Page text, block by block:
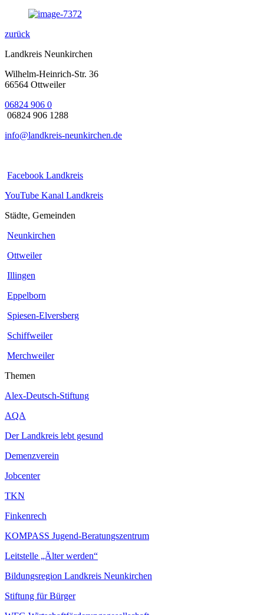
zurück
Landkreis Neunkirchen
Wilhelm-Heinrich-Str. 36
66564 Ottweiler
06824 906 0
06824 906 1288
info@landkreis-neunkirchen.de
Facebook Landkreis
YouTube Kanal Landkreis
Städte, Gemeinden
Neunkirchen
Ottweiler
Illingen
Eppelborn
Spiesen-Elversberg
Schiffweiler
Merchweiler
Themen
Alex-Deutsch-Stiftung
AQA
Der Landkreis lebt gesund
Demenzverein
Jobcenter
TKN
Finkenrech
KOMPASS Jugend-Beratungszentrum
Leitstelle „Älter werden“
Bildungsregion Landkreis Neunkirchen
Stiftung für Bürger